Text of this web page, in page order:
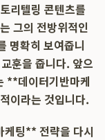
리텔링 콘텐츠를
그의 전방위적인
명확히 보여줍니
훈을 줍니다. 앞으
**데이터기반마케
이라는 것입니다.
케팅** 전략을 다시